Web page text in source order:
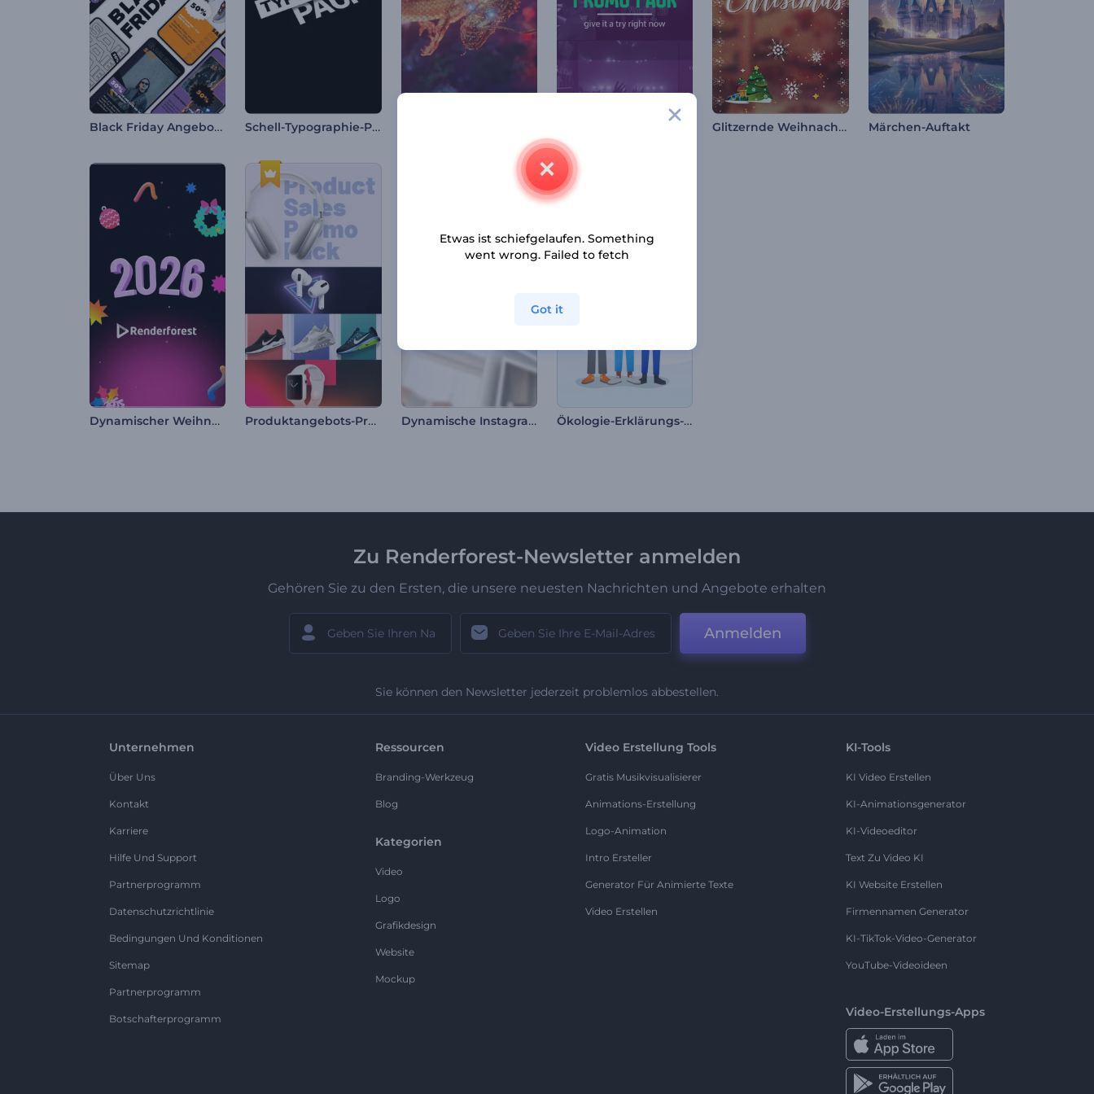
Black Friday Angebot Reels Schell-Typographie-Paket Glitzernde Weihnachts-Diashow Märchen-Auftakt
Dynamischer Weihnachts-Opener Produktangebots-Promo-Paket Dynamische Instagram-Profil-Promo Ökologie-Erklärungs-Toolkit
Zu Renderforest-Newsletter anmelden
Gehören Sie zu den Ersten, die unsere neuesten Nachrichten und Angebote erhalten
Anmelden
Sie können den Newsletter jederzeit problemlos abbestellen.
Unternehmen
Über Uns
Kontakt
Karriere
Hilfe Und Support
Partnerprogramm
Datenschutzrichtlinie
Bedingungen Und Konditionen
Sitemap
Partnerprogramm
Botschafterprogramm
Ressourcen
Branding-Werkzeug
Blog
Kategorien
Video
Logo
Grafikdesign
Website
Mockup
Video Erstellung Tools
Gratis Musikvisualisierer
Animations-Erstellung
Logo-Animation
Intro Ersteller
Generator Für Animierte Texte
Video Erstellen
KI-Tools
KI Video Erstellen
KI-Animationsgenerator
KI-Videoeditor
Text Zu Video KI
KI Website Erstellen
Firmennamen Generator
KI-TikTok-Video-Generator
YouTube-Videoideen
Video-Erstellungs-Apps
Etwas ist schiefgelaufen. Something
went wrong. Failed to fetch
Got it